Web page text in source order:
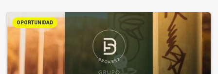
OPORTUNIDAD